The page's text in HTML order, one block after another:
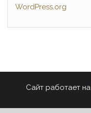
WordPress.org
Сайт работает на